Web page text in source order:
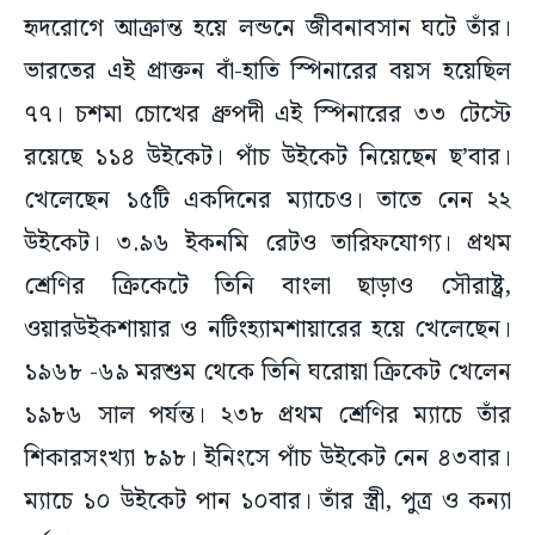
হৃদরোগে আক্রান্ত হয়ে লন্ডনে জীবনাবসান ঘটে তাঁর।
ভারতের এই প্রাক্তন বাঁ-হাতি স্পিনারের বয়স হয়েছিল
৭৭। চশমা চোখের ধ্রুপদী এই স্পিনারের ৩৩ টেস্টে
রয়েছে ১১৪ উইকেট। পাঁচ উইকেট নিয়েছেন ছ’বার।
খেলেছেন ১৫টি একদিনের ম্যাচেও। তাতে নেন ২২
উইকেট। ৩.৯৬ ইকনমি রেটও তারিফযোগ্য। প্রথম
শ্রেণির ক্রিকেটে তিনি বাংলা ছাড়াও সৌরাষ্ট্র,
ওয়ারউইকশায়ার ও নটিংহ্যামশায়ারের হয়ে খেলেছেন।
১৯৬৮ -৬৯ মরশুম থেকে তিনি ঘরোয়া ক্রিকেট খেলেন
১৯৮৬ সাল পর্যন্ত। ২৩৮ প্রথম শ্রেণির ম্যাচে তাঁর
শিকারসংখ্যা ৮৯৮। ইনিংসে পাঁচ উইকেট নেন ৪৩বার।
ম্যাচে ১০ উইকেট পান ১০বার। তাঁর স্ত্রী, পুত্র ও কন্যা